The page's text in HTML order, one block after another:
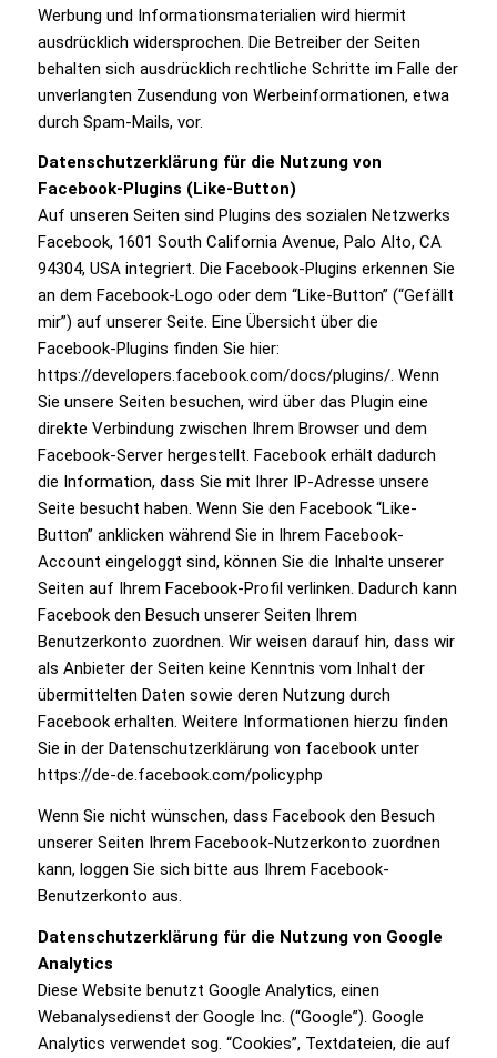
Werbung und Informationsmaterialien wird hiermit
ausdrücklich widersprochen. Die Betreiber der Seiten
behalten sich ausdrücklich rechtliche Schritte im Falle der
unverlangten Zusendung von Werbeinformationen, etwa
durch Spam-Mails, vor.
Datenschutzerklärung für die Nutzung von
Facebook-Plugins (Like-Button)
Auf unseren Seiten sind Plugins des sozialen Netzwerks
Facebook, 1601 South California Avenue, Palo Alto, CA
94304, USA integriert. Die Facebook-Plugins erkennen Sie
an dem Facebook-Logo oder dem “Like-Button” (“Gefällt
mir”) auf unserer Seite. Eine Übersicht über die
Facebook-Plugins finden Sie hier:
https://developers.facebook.com/docs/plugins/. Wenn
Sie unsere Seiten besuchen, wird über das Plugin eine
direkte Verbindung zwischen Ihrem Browser und dem
Facebook-Server hergestellt. Facebook erhält dadurch
die Information, dass Sie mit Ihrer IP-Adresse unsere
Seite besucht haben. Wenn Sie den Facebook “Like-
Button” anklicken während Sie in Ihrem Facebook-
Account eingeloggt sind, können Sie die Inhalte unserer
Seiten auf Ihrem Facebook-Profil verlinken. Dadurch kann
Facebook den Besuch unserer Seiten Ihrem
Benutzerkonto zuordnen. Wir weisen darauf hin, dass wir
als Anbieter der Seiten keine Kenntnis vom Inhalt der
übermittelten Daten sowie deren Nutzung durch
Facebook erhalten. Weitere Informationen hierzu finden
Sie in der Datenschutzerklärung von facebook unter
https://de-de.facebook.com/policy.php
Wenn Sie nicht wünschen, dass Facebook den Besuch
unserer Seiten Ihrem Facebook-Nutzerkonto zuordnen
kann, loggen Sie sich bitte aus Ihrem Facebook-
Benutzerkonto aus.
Datenschutzerklärung für die Nutzung von Google
Analytics
Diese Website benutzt Google Analytics, einen
Webanalysedienst der Google Inc. (“Google”). Google
Analytics verwendet sog. “Cookies”, Textdateien, die auf